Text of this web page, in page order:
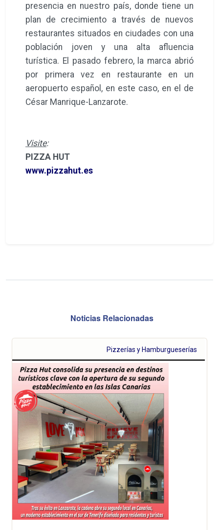
presencia en nuestro país, donde tiene un
plan de crecimiento a través de nuevos
restaurantes situados en ciudades con una
población joven y una alta afluencia
turística. El pasado febrero, la marca abrió
por primera vez en restaurante en un
aeropuerto español, en este caso, en el de
César Manrique-Lanzarote.
Visite:
PIZZA HUT
www.pizzahut.es
Noticias Relacionadas
Pizzerías y Hamburgueserías